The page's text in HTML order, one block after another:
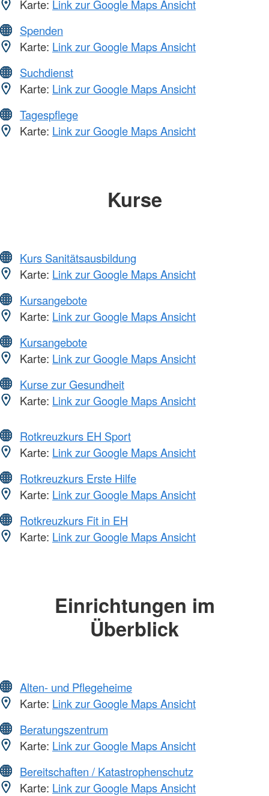
Karte: Link zur Google Maps Ansicht
Spenden
Karte: Link zur Google Maps Ansicht
Suchdienst
Karte: Link zur Google Maps Ansicht
Tagespflege
Karte: Link zur Google Maps Ansicht
Kurse
Kurs Sanitätsausbildung
Karte: Link zur Google Maps Ansicht
Kursangebote
Karte: Link zur Google Maps Ansicht
Kursangebote
Karte: Link zur Google Maps Ansicht
Kurse zur Gesundheit
Karte: Link zur Google Maps Ansicht
Rotkreuzkurs EH Sport
Karte: Link zur Google Maps Ansicht
Rotkreuzkurs Erste Hilfe
Karte: Link zur Google Maps Ansicht
Rotkreuzkurs Fit in EH
Karte: Link zur Google Maps Ansicht
Einrichtungen im
Überblick
Alten- und Pflegeheime
Karte: Link zur Google Maps Ansicht
Beratungszentrum
Karte: Link zur Google Maps Ansicht
Bereitschaften / Katastrophenschutz
Karte: Link zur Google Maps Ansicht